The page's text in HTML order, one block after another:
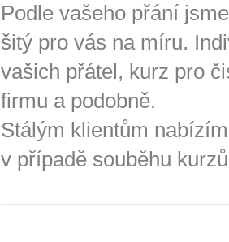
Podle vašeho přání
šitý pro vás na míru.
vašich přátel, kurz pro
firmu a podobně.
Stálým klientům
v případě souběhu